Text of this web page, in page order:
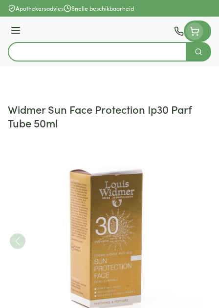
Ga naar de inhoud
Apothekersadvies Snelle beschikbaarheid
Menu
Product, merk, categorie...
Zoek
Widmer Sun Face Protection Ip30 Parf
Tube 50ml